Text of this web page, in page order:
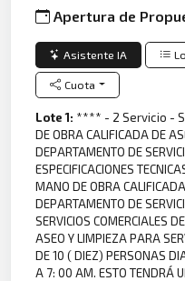
Apertura de
Asistente IA
Cuota
Lote 1: **** - 2 Servicio -
DE OBRA CALIFICADA DE
DEPARTAMENTO DE
ESPECIFICACIONES
MANO DE OBRA
DEPARTAMENTO DE
SERVICIOS COMERCIALES
ASEO Y LIMPIEZA PARA
DE 10 ( DIEZ) PERSONAS
A 7: 00 AM. ESTO TENDRÁ